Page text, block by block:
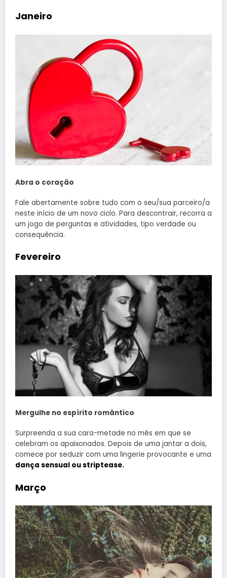
Janeiro
Abra o coração
Fale abertamente sobre tudo com o seu/sua parceiro/a
neste início de um novo ciclo. Para descontrair, recorra a
um jogo de perguntas e atividades, tipo verdade ou
consequência.
Fevereiro
Mergulhe no espírito romântico
Surpreenda a sua cara-metade no mês em que se
celebram os apaixonados. Depois de uma jantar a dois,
comece por seduzir com uma lingerie provocante e uma
dança sensual ou striptease.
Março